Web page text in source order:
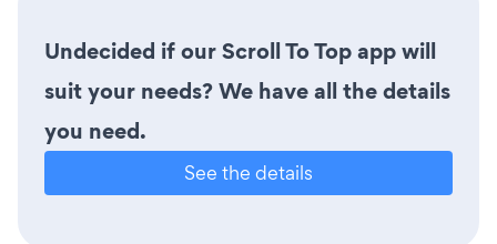
Undecided if our Scroll To Top app will
suit your needs? We have all the details
you need.
See the details